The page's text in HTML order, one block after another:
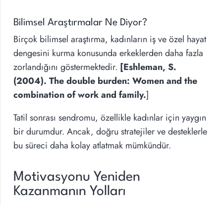
Bilimsel Araştırmalar Ne Diyor?
Birçok bilimsel araştırma, kadınların iş ve özel hayat
dengesini kurma konusunda erkeklerden daha fazla
zorlandığını göstermektedir. [Eshleman, S.
(2004). The double burden: Women and the
combination of work and family.]
Tatil sonrası sendromu, özellikle kadınlar için yaygın
bir durumdur. Ancak, doğru stratejiler ve desteklerle
bu süreci daha kolay atlatmak mümkündür.
Motivasyonu Yeniden
Kazanmanın Yolları